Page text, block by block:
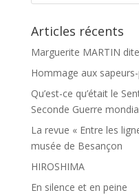
Articles récents
Marguerite MARTIN
Hommage aux sapeurs-
Qu’est-ce qu’était le
Seconde Guerre
La revue « Entre les
musée de Besançon
HIROSHIMA
En silence et en peine